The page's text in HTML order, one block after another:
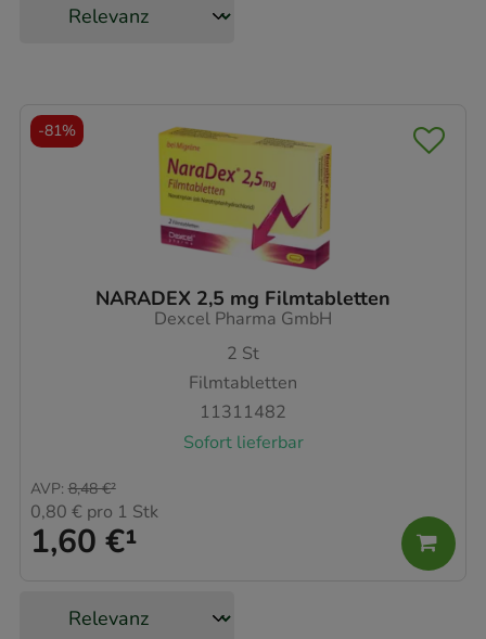
NARADEX 2,5 mg Filmtabletten
Dexcel Pharma GmbH
2 St
Filmtabletten
11311482
Sofort lieferbar
1,60 €¹
AVP: 8,48 €²
0,80 € pro 1 Stk
-81%